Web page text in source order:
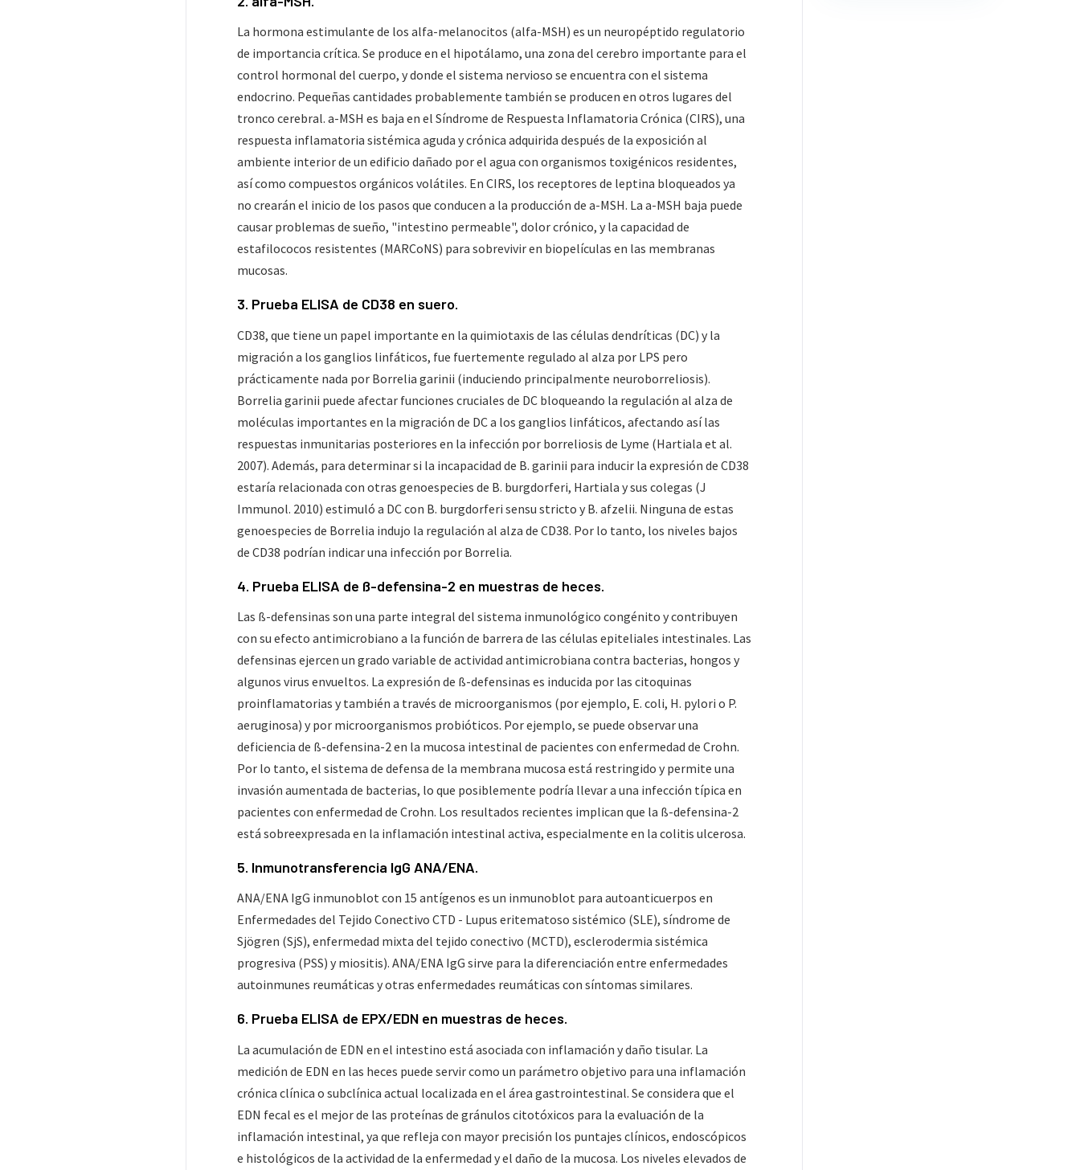
La hormona estimulante de los alfa-melanocitos (alfa-MSH) es un neuropéptido regulatorio
de importancia crítica. Se produce en el hipotálamo, una zona del cerebro importante para el
control hormonal del cuerpo, y donde el sistema nervioso se encuentra con el sistema
endocrino. Pequeñas cantidades probablemente también se producen en otros lugares del
tronco cerebral. a-MSH es baja en el Síndrome de Respuesta Inflamatoria Crónica (CIRS), una
respuesta inflamatoria sistémica aguda y crónica adquirida después de la exposición al
ambiente interior de un edificio dañado por el agua con organismos toxigénicos residentes,
así como compuestos orgánicos volátiles. En CIRS, los receptores de leptina bloqueados ya
no crearán el inicio de los pasos que conducen a la producción de a-MSH. La a-MSH baja puede
causar problemas de sueño, "intestino permeable", dolor crónico, y la capacidad de
estafilococos resistentes (MARCoNS) para sobrevivir en biopelículas en las membranas
mucosas.
3. Prueba ELISA de CD38 en suero.
CD38, que tiene un papel importante en la quimiotaxis de las células dendríticas (DC) y la
migración a los ganglios linfáticos, fue fuertemente regulado al alza por LPS pero
prácticamente nada por Borrelia garinii (induciendo principalmente neuroborreliosis).
Borrelia garinii puede afectar funciones cruciales de DC bloqueando la regulación al alza de
moléculas importantes en la migración de DC a los ganglios linfáticos, afectando así las
respuestas inmunitarias posteriores en la infección por borreliosis de Lyme (Hartiala et al.
2007). Además, para determinar si la incapacidad de B. garinii para inducir la expresión de CD38
estaría relacionada con otras genoespecies de B. burgdorferi, Hartiala y sus colegas (J
Immunol. 2010) estimuló a DC con B. burgdorferi sensu stricto y B. afzelii. Ninguna de estas
genoespecies de Borrelia indujo la regulación al alza de CD38. Por lo tanto, los niveles bajos
de CD38 podrían indicar una infección por Borrelia.
​4. Prueba ELISA de ß-defensina-2 en muestras de heces.
Las ß-defensinas son una parte integral del sistema inmunológico congénito y contribuyen
con su efecto antimicrobiano a la función de barrera de las células epiteliales intestinales. Las
defensinas ejercen un grado variable de actividad antimicrobiana contra bacterias, hongos y
algunos virus envueltos. La expresión de ß-defensinas es inducida por las citoquinas
proinflamatorias y también a través de microorganismos (por ejemplo, E. coli, H. pylori o P.
aeruginosa) y por microorganismos probióticos. Por ejemplo, se puede observar una
deficiencia de ß-defensina-2 en la mucosa intestinal de pacientes con enfermedad de Crohn.
Por lo tanto, el sistema de defensa de la membrana mucosa está restringido y permite una
invasión aumentada de bacterias, lo que posiblemente podría llevar a una infección típica en
pacientes con enfermedad de Crohn. Los resultados recientes implican que la ß-defensina-2
está sobreexpresada en la inflamación intestinal activa, especialmente en la colitis ulcerosa.
5. Inmunotransferencia IgG ANA/ENA.
ANA/ENA IgG inmunoblot con 15 antígenos es un inmunoblot para autoanticuerpos en
Enfermedades del Tejido Conectivo CTD - Lupus eritematoso sistémico (SLE), síndrome de
Sjögren (SjS), enfermedad mixta del tejido conectivo (MCTD), esclerodermia sistémica
progresiva (PSS) y miositis). ANA/ENA IgG sirve para la diferenciación entre enfermedades
autoinmunes reumáticas y otras enfermedades reumáticas con síntomas similares.
6. Prueba ELISA de EPX/EDN en muestras de heces.
La acumulación de EDN en el intestino está asociada con inflamación y daño tisular. La
medición de EDN en las heces puede servir como un parámetro objetivo para una inflamación
crónica clínica o subclínica actual localizada en el área gastrointestinal. Se considera que el
EDN fecal es el mejor de las proteínas de gránulos citotóxicos para la evaluación de la
inflamación intestinal, ya que refleja con mayor precisión los puntajes clínicos, endoscópicos
e histológicos de la actividad de la enfermedad y el daño de la mucosa. Los niveles elevados de